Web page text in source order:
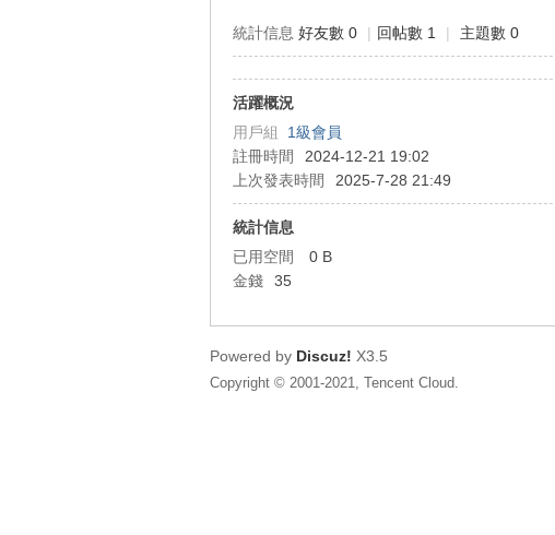
統計信息 好友數 0 | 回帖數 1 | 主題數 0
活躍概況
用戶組 1級會員
註冊時間
2024-12-21 19:02
上次發表時間
2025-7-28 21:49
統計信息
已用空間
0 B
金錢
35
Powered by Discuz! X3.5
Copyright © 2001-2021, Tencent Cloud.